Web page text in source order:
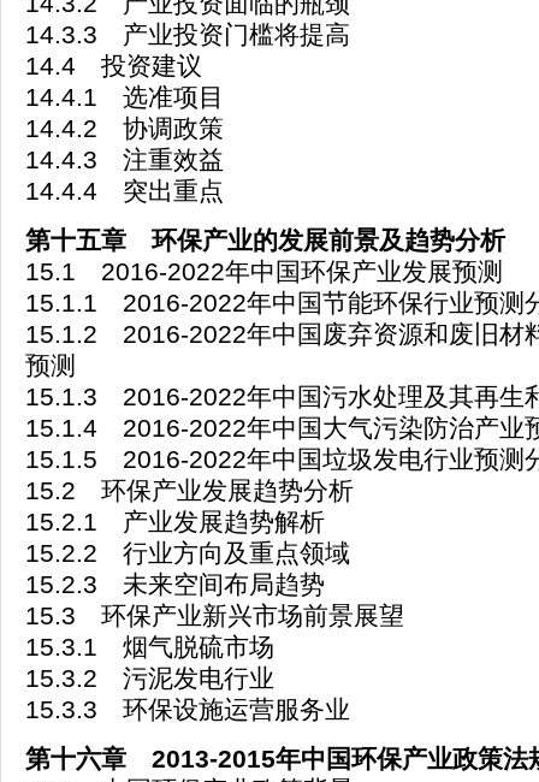
14.3.3 产业投资门槛将提高
14.4 投资建议
14.4.1 选准项目
14.4.2 协调政策
14.4.3 注重效益
14.4.4 突出重点
第十五章 环保产业的发展前景及趋势分析
15.1 2016-2022年中国环保产业发展预测
15.1.1 2016-2022年中国节能环保行业预测
15.1.2 2016-2022年中国废弃资源和废旧材
预测
15.1.3 2016-2022年中国污水处理及其再生
15.1.4 2016-2022年中国大气污染防治产业
15.1.5 2016-2022年中国垃圾发电行业预测
15.2 环保产业发展趋势分析
15.2.1 产业发展趋势解析
15.2.2 行业方向及重点领域
15.2.3 未来空间布局趋势
15.3 环保产业新兴市场前景展望
15.3.1 烟气脱硫市场
15.3.2 污泥发电行业
15.3.3 环保设施运营服务业
第十六章 2013-2015年中国环保产业政策法